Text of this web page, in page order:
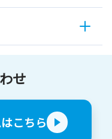
せ
こちら